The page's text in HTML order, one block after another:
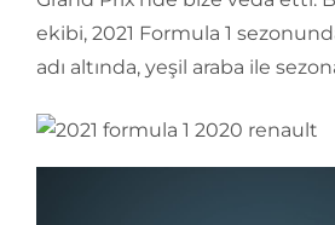
ekibi, 2021 Formula 1
adı altında, yeşil araba ile